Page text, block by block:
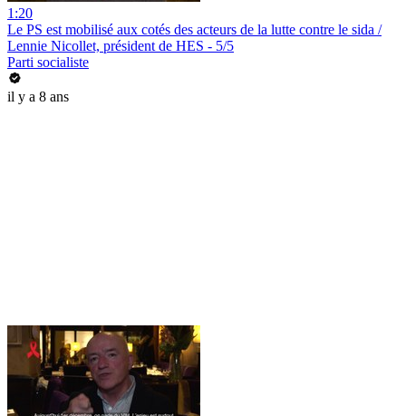
1:20
Le PS est mobilisé aux cotés des acteurs de la lutte contre le sida /
Lennie Nicollet, président de HES - 5/5
Parti socialiste
il y a 8 ans